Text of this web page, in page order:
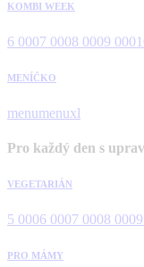
KOMBI WEEK
6 0007 0008 0009 000
MENÍČKO
menumenuxl
Pro každý den s
VEGETARIÁN
5 0006 0007 0008 000
PRO MÁMY